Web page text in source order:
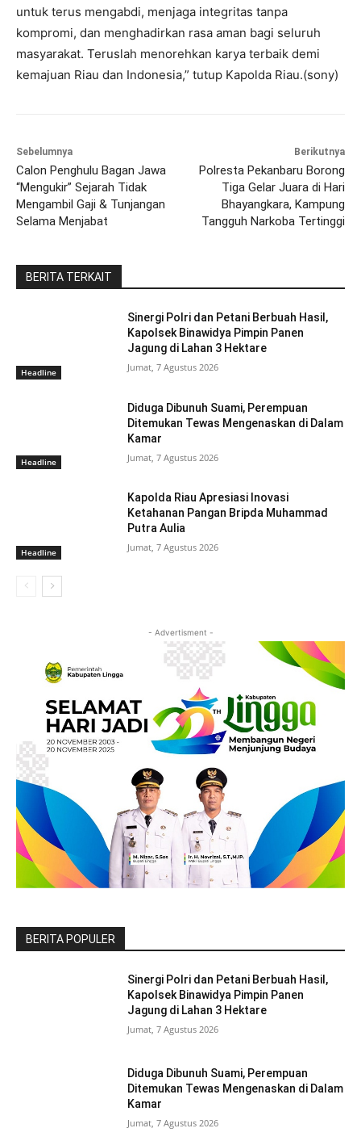
untuk terus mengabdi, menjaga integritas tanpa
kompromi, dan menghadirkan rasa aman bagi seluruh
masyarakat. Teruslah menorehkan karya terbaik demi
kemajuan Riau dan Indonesia,” tutup Kapolda Riau.(sony)
Sebelumnya
Calon Penghulu Bagan Jawa
“Mengukir” Sejarah Tidak
Mengambil Gaji & Tunjangan
Selama Menjabat
Berikutnya
Polresta Pekanbaru Borong
Tiga Gelar Juara di Hari
Bhayangkara, Kampung
Tangguh Narkoba Tertinggi
BERITA TERKAIT
Headline
Sinergi Polri dan Petani Berbuah Hasil,
Kapolsek Binawidya Pimpin Panen
Jagung di Lahan 3 Hektare
Jumat, 7 Agustus 2026
Headline
Diduga Dibunuh Suami, Perempuan
Ditemukan Tewas Mengenaskan di Dalam
Kamar
Jumat, 7 Agustus 2026
Headline
Kapolda Riau Apresiasi Inovasi
Ketahanan Pangan Bripda Muhammad
Putra Aulia
Jumat, 7 Agustus 2026
- Advertisment -
BERITA POPULER
Sinergi Polri dan Petani Berbuah Hasil,
Kapolsek Binawidya Pimpin Panen
Jagung di Lahan 3 Hektare
Jumat, 7 Agustus 2026
Diduga Dibunuh Suami, Perempuan
Ditemukan Tewas Mengenaskan di Dalam
Kamar
Jumat, 7 Agustus 2026